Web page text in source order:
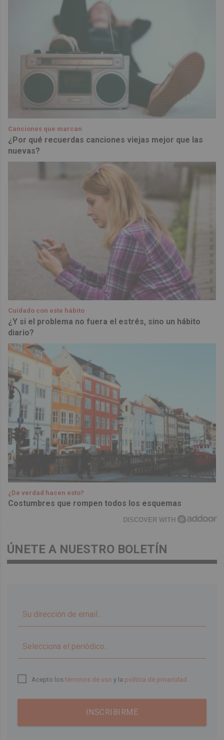
Canciones que marcan
¿Por qué recuerdas canciones viejas mejor que las
nuevas?
Cuidado con este hábito
¿Y si el problema no fuera el estrés, sino un hábito
diario?
¿De verdad hacen esto?
Costumbres que rompen todos los esquemas
DISCOVER WITH
ÚNETE A NUESTRO BOLETÍN
Acepto lostérminos de uso y la política de privacidad
INSCRIBIRME